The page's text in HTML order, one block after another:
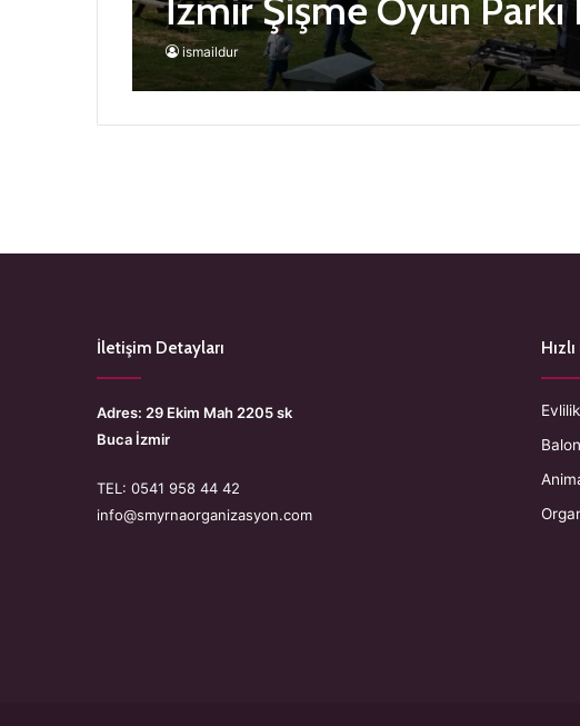
İzmir Şişme Oyun
ismaildur
İletişim Detayları
Adres: 29 Ekim Mah 2205 sk
Buca İzmir
TEL: 0541 958 44 42
info@smyrnaorganizasyon.com